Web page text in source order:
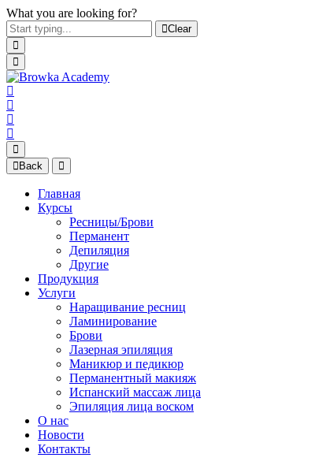
What you are looking for?
Clear
Back
Главная
Курсы
Ресницы/Брови
Перманент
Депиляция
Другие
Продукция
Услуги
Наращивание ресниц
Ламинирование
Брови
Лазерная эпиляция
Маникюр и педикюр
Перманентный макияж
Испанский массаж лица
Эпиляция лица воском
О нас
Новости
Контакты